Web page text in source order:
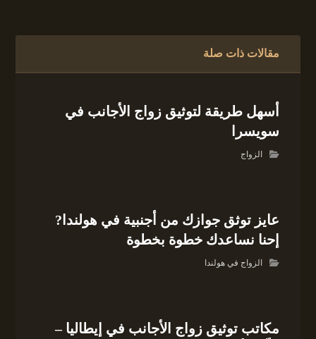
مقالات ذات صلة
أسهل طريقة لتوثيق زواج الأجانب في
سويسرا
الزواج
عايز توثق جوازك من أجنبية في هولندا?
إحنا نساعدك خطوة بخطوة
الزواج في هولندا
مكاتب توثيق زواج الأجانب في إيطاليا –